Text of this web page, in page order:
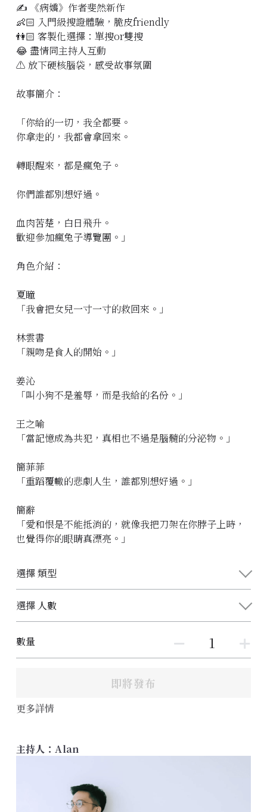
✍️ 《病嬌》作者斐然新作
👶🏻 入門級搜證體驗，脆皮friendly
👫🏻 客製化選擇：單搜or雙搜
😂 盡情同主持人互動
⚠️ 放下硬核腦袋，感受故事氛圍
故事簡介：
「你給的一切，我全都要。
你拿走的，我都會拿回來。
轉眼醒來，都是瘋兔子。
你們誰都別想好過。
血肉苦楚，白日飛升。
歡迎參加瘋兔子導覽團。」
角色介紹：
夏瞳
「我會把女兒一寸一寸的救回來。」
林雲書
「親吻是食人的開始。」
姜沁
「叫小狗不是羞辱，而是我給的名份。」
王之喻
「當記憶成為共犯，真相也不過是腦髓的分泌物。」
簡菲菲
「重蹈覆轍的悲劇人生，誰都別想好過。」
簡辭
「愛和恨是不能抵消的，就像我把刀架在你脖子上時，
也覺得你的眼睛真漂亮。」
選擇 類型
選擇 人數
數量
即將發布
更多詳情
主持人：Alan